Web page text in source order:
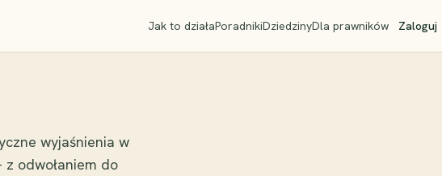
Jak to działaPoradnikiDziedzinyDla prawników Zaloguj
wyjaśnienia w
odwołaniem do